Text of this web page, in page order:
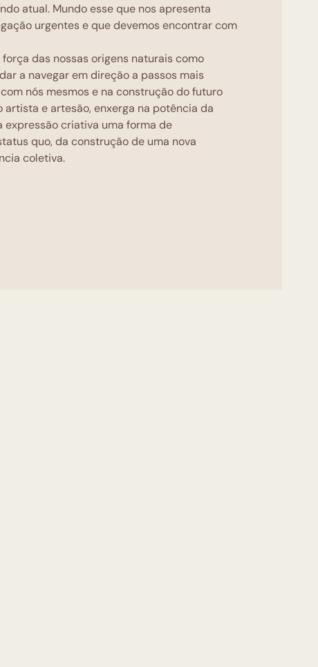
atual. Mundo esse que nos apresenta
urgentes e que devemos encontrar com
das nossas origens naturais como
a navegar em direção a passos mais
nós mesmos e na construção do futuro
artista e artesão, enxerga na potência da
expressão criativa uma forma de
quo, da construção de uma nova
coletiva.